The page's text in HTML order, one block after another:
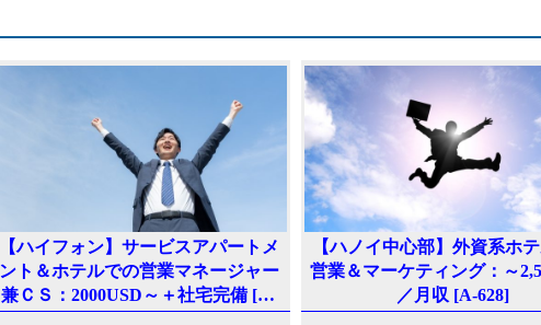
l
n
ge
r
oo
k
er
【ハイフォン】サービスアパートメ
ント＆ホテルでの営業マネージャー
兼ＣＳ：2000USD～＋社宅完備 [A-
【ハノイ中心部】外資系ホ
営業＆マーケティング：～
／月収 [A-628]